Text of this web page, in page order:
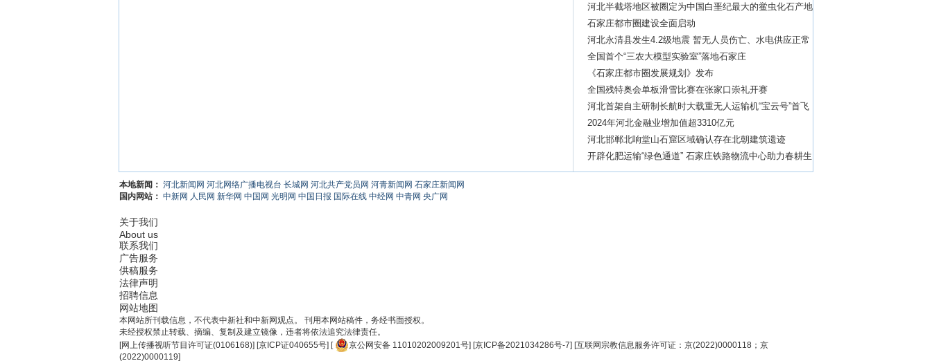
河北半截塔地区被圈定为中国白垩纪最大的鲎虫化石产地
之一
石家庄都市圈建设全面启动
河北永清县发生4.2级地震 暂无人员伤亡、水电供应正常
全国首个“三农大模型实验室”落地石家庄
《石家庄都市圈发展规划》发布
全国残特奥会单板滑雪比赛在张家口崇礼开赛
河北首架自主研制长航时大载重无人运输机“宝云号”首飞
成功
2024年河北金融业增加值超3310亿元
河北邯郸北响堂山石窟区域确认存在北朝建筑遗迹
开辟化肥运输“绿色通道” 石家庄铁路物流中心助力春耕生
产
本地新闻： 河北新闻网 河北网络广播电视台 长城网 河北共产党员网 河青新闻网 石家庄新闻网
国内网站： 中新网 人民网 新华网 中国网 光明网 中国日报 国际在线 中经网 中青网 央广网
关于我们
About us
联系我们
广告服务
供稿服务
法律声明
招聘信息
网站地图
本网站所刊载信息，不代表中新社和中新网观点。 刊用本网站稿件，务经书面授权。
未经授权禁止转载、摘编、复制及建立镜像，违者将依法追究法律责任。
[网上传播视听节目许可证(0106168)] [京ICP证040655号] [ 京公网安备 11010202009201号] [京ICP备2021034286号-7] [互联网宗教信息服务许可证：京(2022)0000118；京
(2022)0000119]